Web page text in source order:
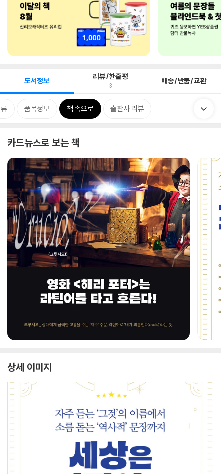
도서정보 리뷰/한줄평
3 배송/반품/교환
품목정보 책 속으로 출판사 리뷰
카드뉴스로 보는 책
상세 이미지